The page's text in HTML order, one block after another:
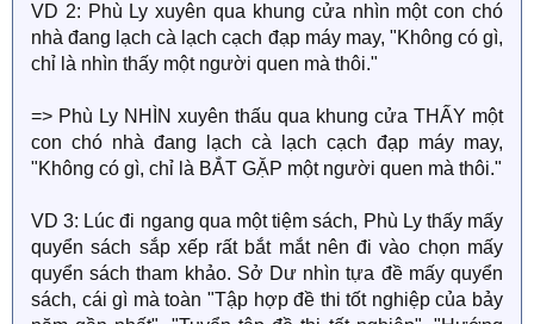
VD 2: Phù Ly xuyên qua khung cửa nhìn một con chó
nhà đang lạch cà lạch cạch đạp máy may, "Không có gì,
chỉ là nhìn thấy một người quen mà thôi."
=> Phù Ly NHÌN xuyên thấu qua khung cửa THẤY một
con chó nhà đang lạch cà lạch cạch đạp máy may,
"Không có gì, chỉ là BẮT GẶP một người quen mà thôi."
VD 3: Lúc đi ngang qua một tiệm sách, Phù Ly thấy mấy
quyển sách sắp xếp rất bắt mắt nên đi vào chọn mấy
quyển sách tham khảo. Sở Dư nhìn tựa đề mấy quyển
sách, cái gì mà toàn "Tập hợp đề thi tốt nghiệp của bảy